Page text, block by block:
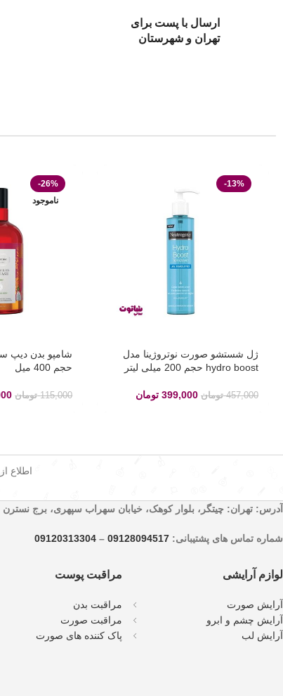
ارسال با پست برای
تهران و شهرستان
-13%
ژل شستشو صورت نوتروژینا مدل
hydro boost حجم 200 میلی لیتر
457,000 تومان 399,000 تومان
-26%
ناموجود
شامپو بدن دیپ
حجم 400 میل
115,000 تومان
اطلاع
آدرس: تهران: چیتگر، بلوار کوهک، خیابان سهراب سپهری، برج نسترن
شماره تماس های پشتیبانی: 09128094517
–
09120313304
لوازم آرایشی
آرایش صورت
آرایش چشم و ابرو
آرایش لب
مراقبت پوست
مراقبت بدن
مراقبت صورت
پاک کننده های صورت